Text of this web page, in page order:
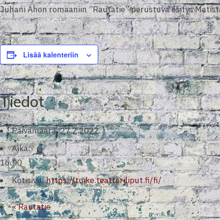
Juhani Ahon romaaniin ”Rautatie” perustuva esitys
Lisää kalenteriin
Tiedot
Päivämäärä:27.2.2022
Aika:
16:00
Kotisivu:https://tuike.teatteriliput.fi/fi/
«Rautatie